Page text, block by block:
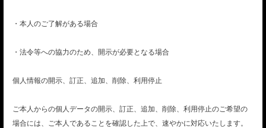
・本人のご了解がある場合
・法令等への協力のため、開示が必要となる場合
個人情報の開示、訂正、追加、削除、利用停止
ご本人からの個人データの開示、訂正、追加、削除、利用停止のご希望の
場合には、ご本人であることを確認した上で、速やかに対応いたします。